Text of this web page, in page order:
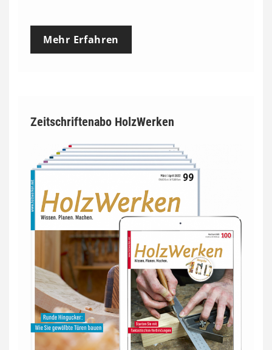
Mehr Erfahren
Zeitschriftenabo HolzWerken